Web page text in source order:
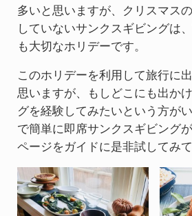
多いと思いますが、クリスマス
していないサンクスギビングは
も大切なホリデーです。
このホリデーを利用して旅行に
思いますが、もしどこにも出か
グを経験してみたいという方が
で簡単に即席サンクスギビング
ページをガイドに是非試してみて